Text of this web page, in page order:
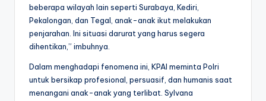
beberapa wilayah lain seperti Surabaya, Kediri,
Pekalongan, dan Tegal, anak-anak ikut melakukan
penjarahan. Ini situasi darurat yang harus segera
dihentikan,” imbuhnya.
Dalam menghadapi fenomena ini, KPAI meminta Polri
untuk bersikap profesional, persuasif, dan humanis saat
menangani anak-anak yang terlibat. Sylvana